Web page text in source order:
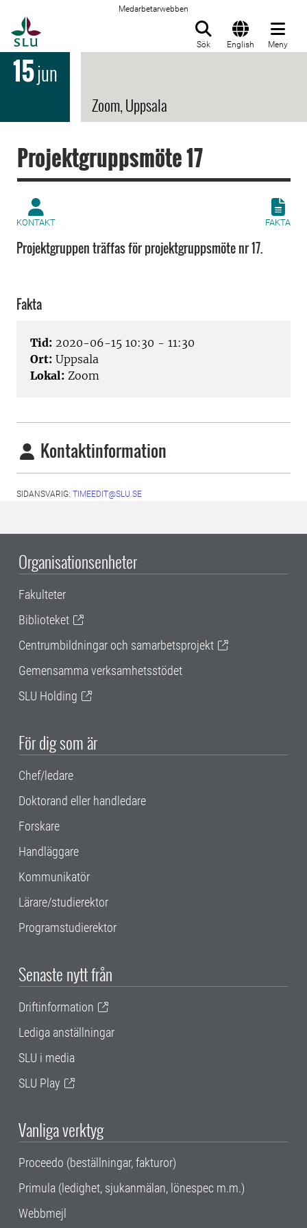
Medarbetarwebben
Sök English Meny
15jun
Zoom, Uppsala
Projektgruppsmöte 17
KONTAKT FAKTA
Projektgruppen träffas för projektgruppsmöte nr 17.
Fakta
Tid: 2020-06-15 10:30 - 11:30
Ort: Uppsala
Lokal: Zoom
Kontaktinformation
SIDANSVARIG: TIMEEDIT@SLU.SE
Organisationsenheter
Fakulteter
Biblioteket
Centrumbildningar och samarbetsprojekt
Gemensamma verksamhetsstödet
SLU Holding
För dig som är
Chef/ledare
Doktorand eller handledare
Forskare
Handläggare
Kommunikatör
Lärare/studierektor
Programstudierektor
Senaste nytt från
Driftinformation
Lediga anställningar
SLU i media
SLU Play
Vanliga verktyg
Proceedo (beställningar, fakturor)
Primula (ledighet, sjukanmälan, lönespec m.m.)
Webbmejl